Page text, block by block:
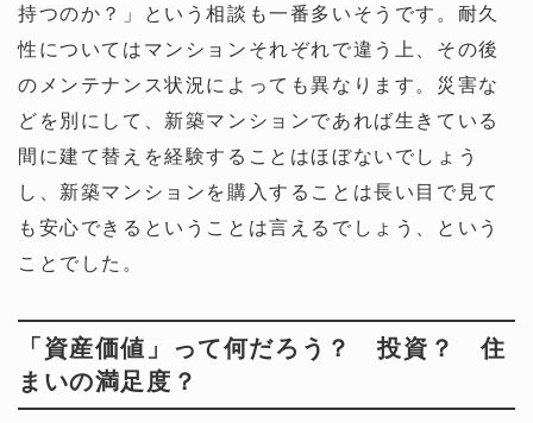
持つのか？」という相談も一番多いそうです。耐久
性についてはマンションそれぞれで違う上、その後
のメンテナンス状況によっても異なります。災害な
どを別にして、新築マンションであれば生きている
間に建て替えを経験することはほぼないでしょう
し、新築マンションを購入することは長い目で見て
も安心できるということは言えるでしょう、という
ことでした。
「資産価値」って何だろう？ 投資？ 住
まいの満足度？